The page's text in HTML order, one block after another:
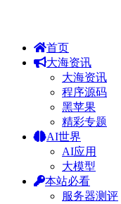
首页
大海资讯
大海资讯
程序源码
黑苹果
精彩专题
AI世界
AI应用
大模型
本站必看
服务器测评